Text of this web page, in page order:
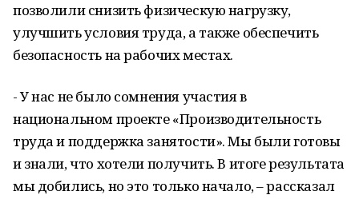
позволили снизить физическую нагрузку,
улучшить условия труда, а также обеспечить
безопасность на рабочих местах.
- У нас не было сомнения участия в
национальном проекте «Производительность
труда и поддержка занятости». Мы были готовы
и знали, что хотели получить. В итоге результата
мы добились, но это только начало, – рассказал